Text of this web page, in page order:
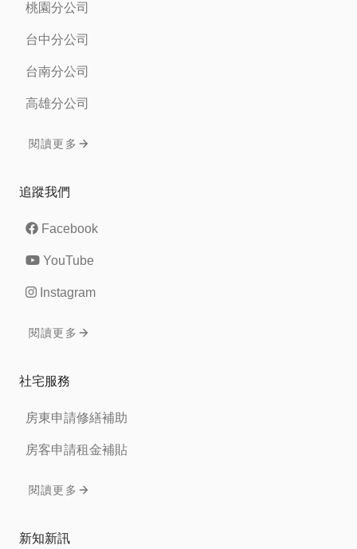
桃園分公司
台中分公司
台南分公司
高雄分公司
閱讀更多
追蹤我們
Facebook
YouTube
Instagram
閱讀更多
社宅服務
房東申請修繕補助
房客申請租金補貼
閱讀更多
新知新訊